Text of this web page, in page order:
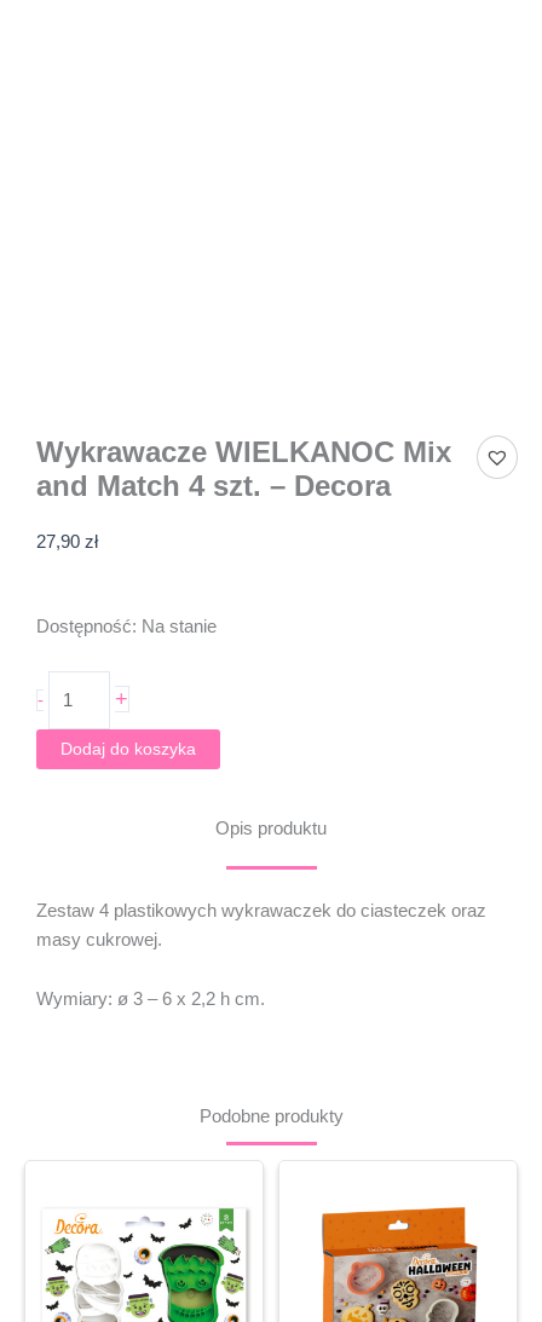
Wykrawacze WIELKANOC Mix
and Match 4 szt. – Decora
27,90 zł
Dostępność: Na stanie
-
ilość
WIELKANOC
Mix
and
Match
+
Dodaj do koszyka
Opis produktu
Zestaw 4 plastikowych wykrawaczek do ciasteczek oraz
masy cukrowej.
Wymiary: ø 3 – 6 x 2,2 h cm.
Podobne produkty